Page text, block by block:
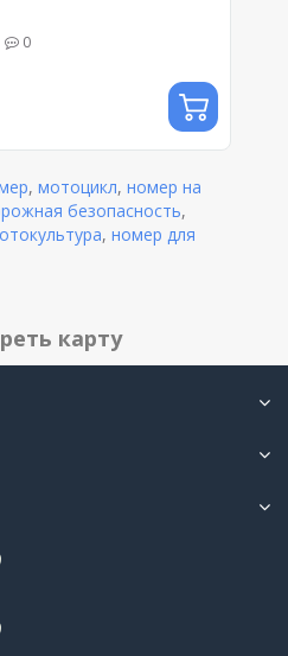
0
, мотоцикл, номер на
безопасность,
, номер для
карту